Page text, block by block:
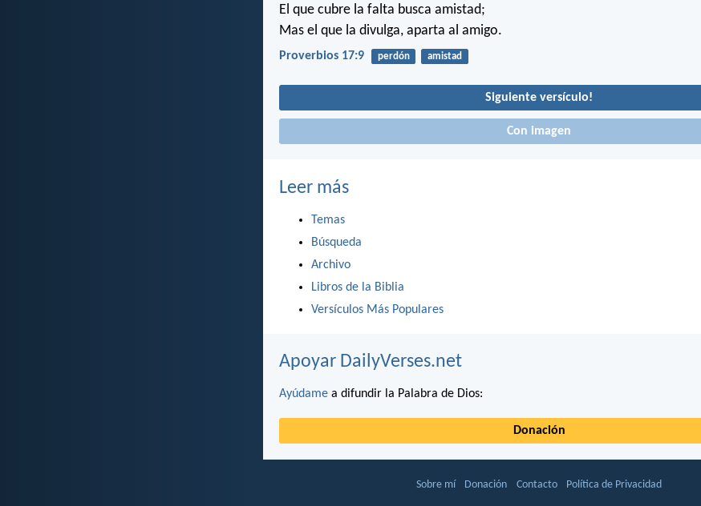
El que cubre la falta busca amistad;
Mas el que la divulga, aparta al amigo.
Proverbios 17:9 perdón amistad
Siguiente versículo!
Con imagen
Leer más
Temas
Búsqueda
Archivo
Libros de la Biblia
Versículos Más Populares
Apoyar DailyVerses.net
Ayúdame a difundir la Palabra de Dios:
Donación
Sobre mí Donación Contacto Política de Privacidad